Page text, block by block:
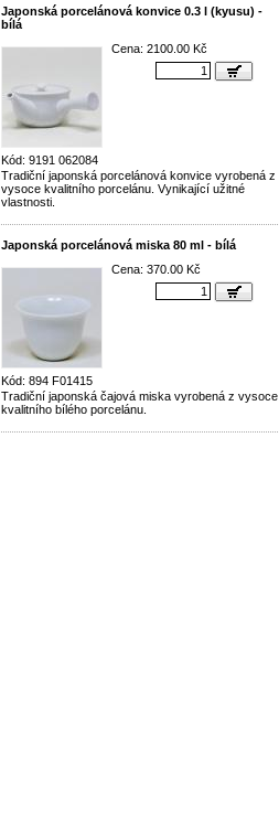
Japonská porcelánová konvice 0.3 l (kyusu) -
bílá
Kód: 9191 062084
Cena: 2100.00 Kč
Tradiční japonská porcelánová konvice vyrobená z
vysoce kvalitního porcelánu. Vynikající užitné
vlastnosti.
Japonská porcelánová miska 80 ml - bílá
Kód: 894 F01415
Cena: 370.00 Kč
Tradiční japonská čajová miska vyrobená z vysoce
kvalitního bílého porcelánu.